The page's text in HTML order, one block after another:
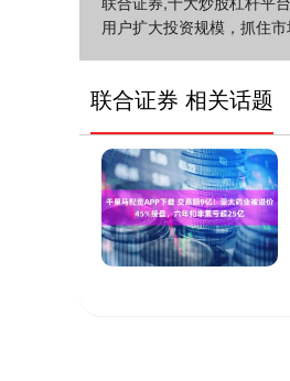
用户扩大投资规模，抓住
联合证券 相关话题